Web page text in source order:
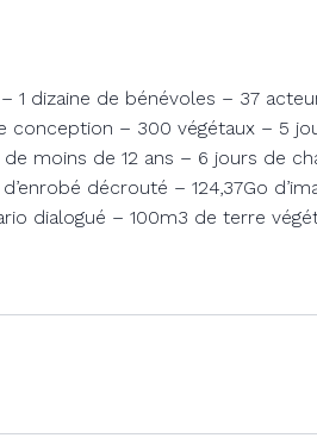
1 dizaine de bénévoles – 37
conception – 300 végétaux – 5
moins de 12 ans – 6 jours de
décrouté – 124,37Go
dialogué – 100m3 de terre